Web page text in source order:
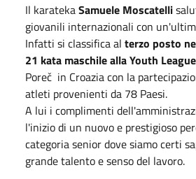
Il karatekaSamuele Moscatelli
giovanili internazionali con
Infatti si classifica al terzo posto
21 kata maschile alla Youth League
Poreč in Croazia con la
atleti provenienti da 78 Paesi.
A lui i complimenti
l'inizio di un nuovo e prestigioso
categoria senior dove siamo certi
grande talento e senso del lavoro.